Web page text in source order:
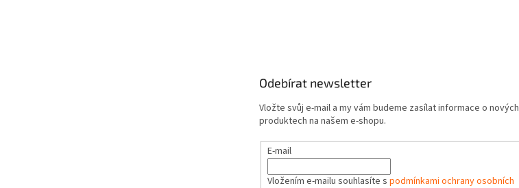
Odebírat newsletter
Vložte svůj e-mail a my vám budeme zasílat informace o nových
produktech na našem e-shopu.
E-mail
Vložením e-mailu souhlasíte s podmínkami ochrany osobních